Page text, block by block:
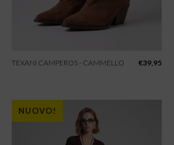
TEXANI CAMPEROS - CAMMELLO €39,95
NUOVO!